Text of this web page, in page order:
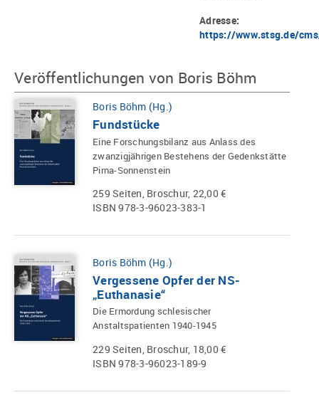
Adresse:
https://www.stsg.de/
Veröffentlichungen von Boris Böhm
Boris Böhm (Hg.)
Fundstücke
Eine Forschungsbilanz aus Anlass des
zwanzigjährigen Bestehens der Gedenkstätte
Pirna-Sonnenstein
259 Seiten, Broschur, 22,00 €
ISBN 978-3-96023-383-1
Boris Böhm (Hg.)
Vergessene Opfer der NS-
„Euthanasie“
Die Ermordung schlesischer
Anstaltspatienten 1940-1945
229 Seiten, Broschur, 18,00 €
ISBN 978-3-96023-189-9